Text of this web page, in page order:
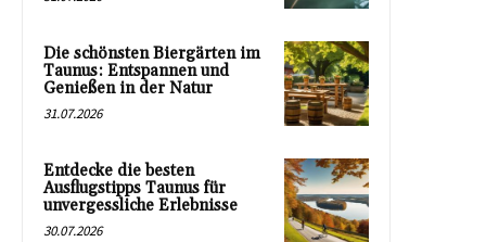
Die schönsten Biergärten im
Taunus: Entspannen und
Genießen in der Natur
31.07.2026
Entdecke die besten
Ausflugstipps Taunus für
unvergessliche Erlebnisse
30.07.2026